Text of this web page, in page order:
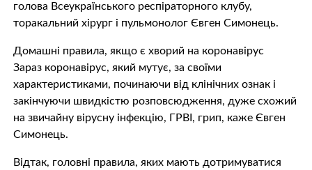
голова Всеукраїнського респіраторного клубу,
торакальний хірург і пульмонолог Євген Симонець.
Домашні правила, якщо є хворий на коронавірус
Зараз коронавірус, який мутує, за своїми
характеристиками, починаючи від клінічних ознак і
закінчуючи швидкістю розповсюдження, дуже схожий
на звичайну вірусну інфекцію, ГРВІ, грип, каже Євген
Симонець.
Відтак, головні правила, яких мають дотримуватися